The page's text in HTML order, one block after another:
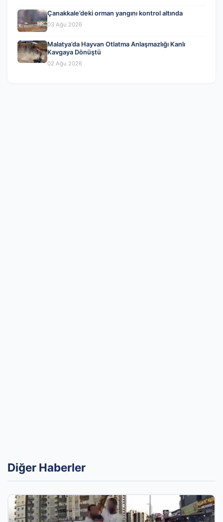
Çanakkale’deki orman yangını kontrol altında
03 Ağu 2026
Malatya’da Hayvan Otlatma Anlaşmazlığı Kanlı
Kavgaya Dönüştü
02 Ağu 2026
Diğer Haberler